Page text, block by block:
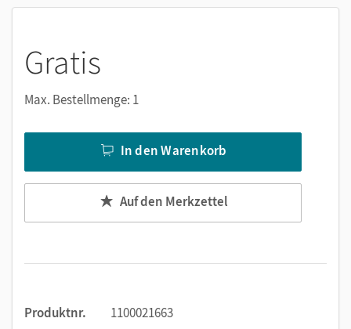
Notizen erstellen
Markierungen setzen
Suchen im Text
Zoomen
Gratis
Max. Bestellmenge: 1
In den Warenkorb
Auf den Merkzettel
Produktnr.
1100021663